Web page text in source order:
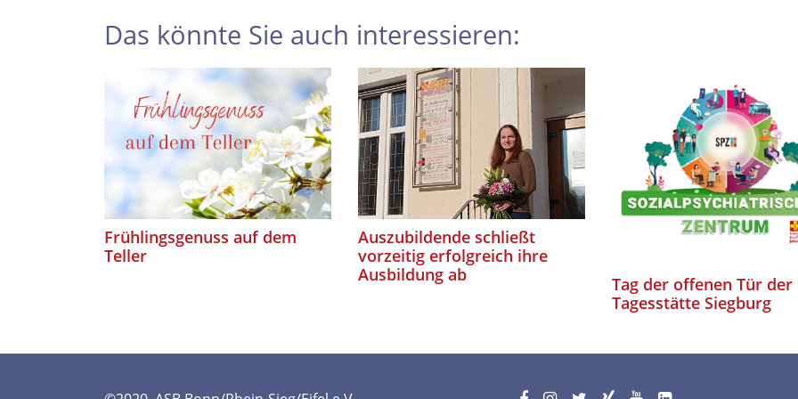
Das könnte Sie auch interessieren:
Frühlingsgenuss auf dem
Teller
Auszubildende schließt
vorzeitig erfolgreich ihre
Ausbildung ab
Tag der offenen Tür der
Tagesstätte Siegburg